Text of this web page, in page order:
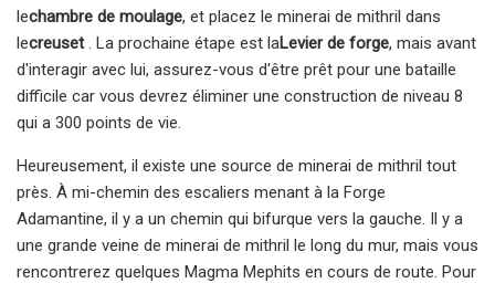
lechambre de moulage, et placez le minerai de mithril dans
lecreuset. La prochaine étape est laLevier de forge, mais avant
d'interagir avec lui, assurez-vous d'être prêt pour une bataille
difficile car vous devrez éliminer une construction de niveau 8
qui a 300 points de vie.
Heureusement, il existe une source de minerai de mithril tout
près. À mi-chemin des escaliers menant à la Forge
Adamantine, il y a un chemin qui bifurque vers la gauche. Il y a
une grande veine de minerai de mithril le long du mur, mais vous
rencontrerez quelques Magma Mephits en cours de route. Pour